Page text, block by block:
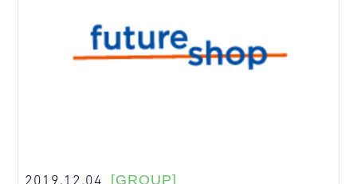
2019.12.04 [GROUP]